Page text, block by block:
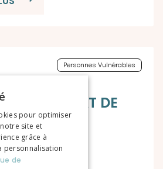
Personnes Vulnérables
LE CONTRAT DE
pour optimiser
site et
grâce à
personnalisation
de